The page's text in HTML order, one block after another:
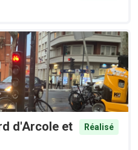
d'Arcole et
Réalisé